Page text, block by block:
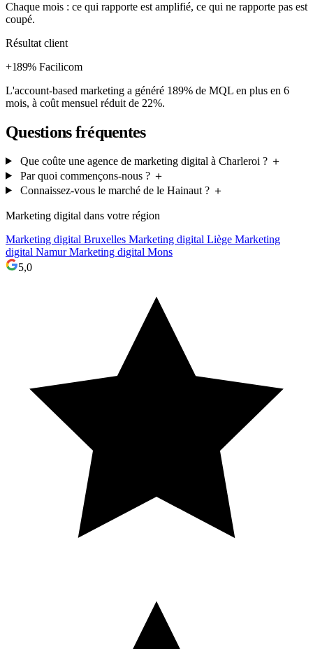
Chaque mois : ce qui rapporte est amplifié, ce qui ne rapporte pas est
coupé.
Résultat client
+189% Facilicom
L'account-based marketing a généré 189% de MQL en plus en 6
mois, à coût mensuel réduit de 22%.
Questions fréquentes
Que coûte une agence de marketing digital à Charleroi ? ＋
Par quoi commençons-nous ? ＋
Connaissez-vous le marché de le Hainaut ? ＋
Marketing digital dans votre région
Marketing digital Bruxelles Marketing digital Liège Marketing
digital NamurMarketing digital Mons
5,0